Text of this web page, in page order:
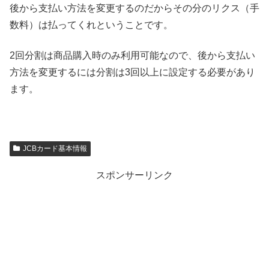
後から支払い方法を変更するのだからその分のリクス（手
数料）は払ってくれということです。
2回分割は商品購入時のみ利用可能なので、後から支払い
方法を変更するには分割は3回以上に設定する必要があり
ます。
JCBカード基本情報
スポンサーリンク